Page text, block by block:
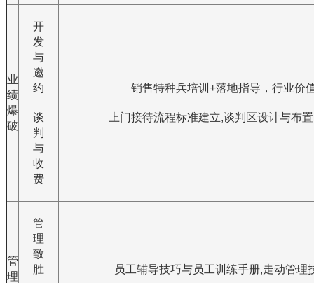
业
绩
爆
破
开
发
与
邀
约
谈
判
与
收
费
销售特种兵培训+落地指导，行业价
上门接待流程标准建立,谈判区设计与布
管
理
管
理
致
胜
员工辅导技巧与员工训练手册,走动管理